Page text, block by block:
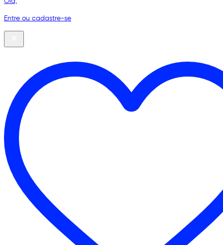
Entre ou cadastre-se